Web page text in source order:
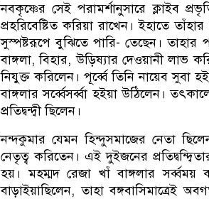
নবকৃষ্ণের সেই পরামর্শানুসারে ক্লাইব
প্রহরিবেষ্টিত করিয়া রাখেন। ইহাতে
সুস্পষ্টরূপে বুঝিতে পারি- তেছেন। তাহার
বাঙ্গলা, বিহার, উড়িষ্যার দেওয়ানী লাভ
নিযুক্ত করিলেন। পূর্ব্বে তিনি নায়েব সুবা
বাঙ্গলার সর্ব্বেসর্ব্বা হইয়া উঠিলেন।
প্রতিদ্বন্দ্বী ছিলেন।
নন্দকুমার যেমন হিন্দুসমাজের নেতা
নেতৃত্ব করিতেন। এই দুইজনের
হয়। মহম্মদ রেজা খাঁ বাঙ্গলার সর্ব্বময়
বাড়াইয়াছিলেন, তাহা বঙ্গবাসিমাত্রেই